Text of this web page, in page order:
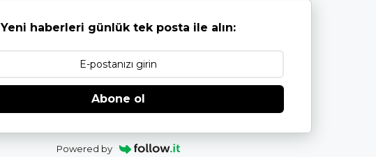
Yeni haberleri günlük tek posta ile alın:
Abone ol
Powered by